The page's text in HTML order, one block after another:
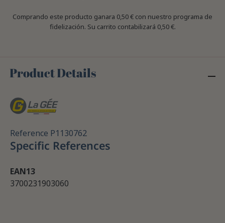
Comprando este producto ganara 0,50 € con nuestro programa de
fidelización. Su carrito contabilizará 0,50 €.
Product Details
Reference P1130762
Specific References
EAN13
3700231903060